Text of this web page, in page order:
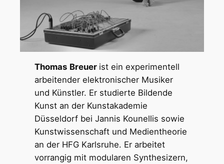
Thomas Breuer ist ein experimentell
arbeitender elektronischer Musiker
und Künstler. Er studierte Bildende
Kunst an der Kunstakademie
Düsseldorf bei Jannis Kounellis sowie
Kunstwissenschaft und Medientheorie
an der HFG Karlsruhe. Er arbeitet
vorrangig mit modularen Synthesizern,